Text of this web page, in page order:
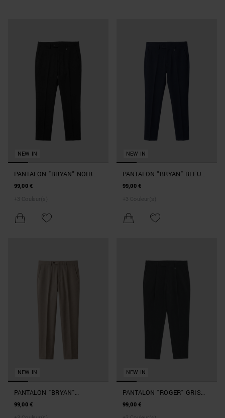
NEW IN
PANTALON "BRYAN" NOIR
SLIM FIT EN TWILL STRETCH
99,00 €
+ 3 Couleur(s)
NEW IN
PANTALON "BRYAN" BLEU
MARINE SLIM FIT EN TWILL
99,00 €
+ 3 Couleur(s)
NEW IN
PANTALON "BRYAN"
COLORIS MASTIC SLIM FIT
99,00 €
NEW IN
PANTALON "ROGER" GRIS
CHINÉ FONCÉ REGULAR FIT
99,00 €